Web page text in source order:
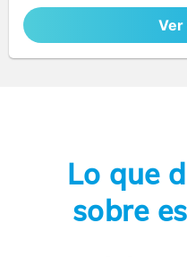
Ver
Lo que
sobre